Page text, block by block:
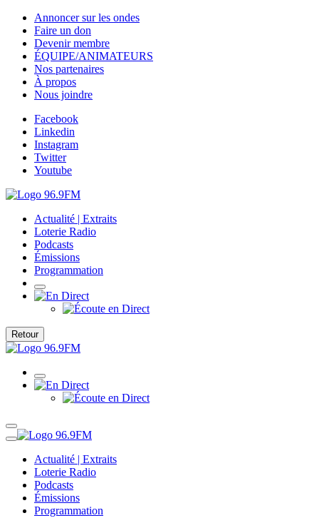
Annoncer sur les ondes
Faire un don
Devenir membre
ÉQUIPE/ANIMATEURS
Nos partenaires
À propos
Nous joindre
Facebook
Linkedin
Instagram
Twitter
Youtube
Actualité | Extraits
Loterie Radio
Podcasts
Émissions
Programmation
Retour
Actualité | Extraits
Loterie Radio
Podcasts
Émissions
Programmation